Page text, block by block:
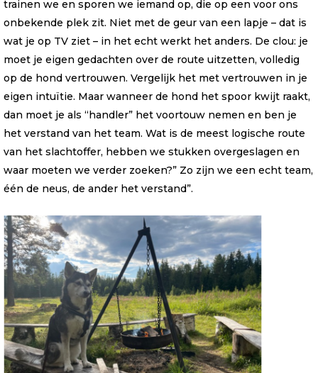
trainen we en sporen we iemand op, die op een voor ons
onbekende plek zit. Niet met de geur van een lapje – dat is
wat je op TV ziet – in het echt werkt het anders. De clou: je
moet je eigen gedachten over de route uitzetten, volledig
op de hond vertrouwen. Vergelijk het met vertrouwen in je
eigen intuïtie. Maar wanneer de hond het spoor kwijt raakt,
dan moet je als “handler” het voortouw nemen en ben je
het verstand van het team. Wat is de meest logische route
van het slachtoffer, hebben we stukken overgeslagen en
waar moeten we verder zoeken?” Zo zijn we een echt team,
één de neus, de ander het verstand”.